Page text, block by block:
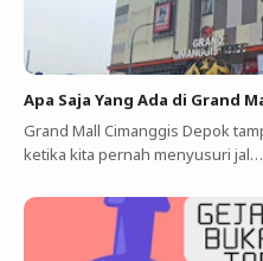
Apa Saja Yang Ada di Grand
Grand Mall Cimanggis Depok
ketika kita pernah menyusuri jal…